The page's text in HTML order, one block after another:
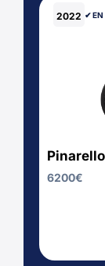
2022 ✔︎ EN
6200€